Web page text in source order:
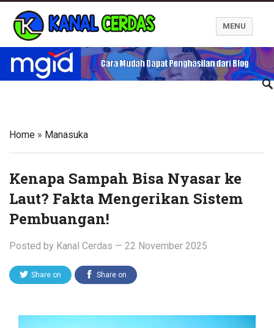
Kanal Cerdas
MENU
Home » Manasuka
Kenapa Sampah Bisa Nyasar ke
Laut? Fakta Mengerikan Sistem
Pembuangan!
Posted by Kanal Cerdas — 22 November 2025
Share on Share on